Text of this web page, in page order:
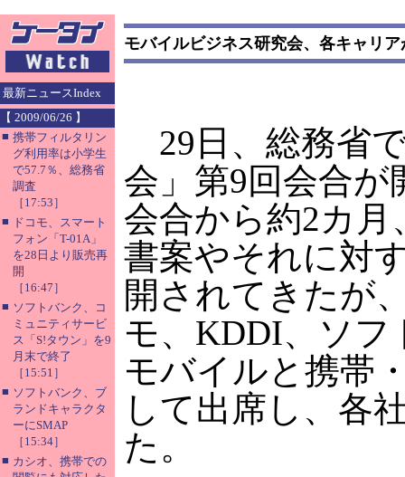
最新ニュースIndex
【 2009/06/26 】
■ 携帯フィルタリン
グ利用率は小学生
で57.7％、総務省
調査
［17:53］
■ ドコモ、スマート
フォン「T-01A」
を28日より販売再
開
［16:47］
■ ソフトバンク、コ
ミュニティサービ
ス「S!タウン」を9
月末で終了
［15:51］
■ ソフトバンク、ブ
ランドキャラクタ
ーにSMAP
［15:34］
■ カシオ、携帯での
モバイルビジネス研究会、各キャリ
29日、総務省
会」第9回会合が
会合から約2カ
書案やそれに対
開されてきたが
モ、KDDI、ソ
モバイルと携帯
して出席し、各
た。